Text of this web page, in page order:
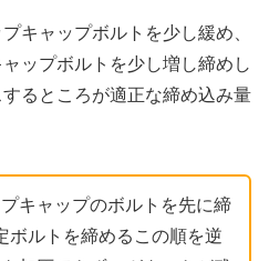
キャップボルトを少し緩め、
ップボルトを少し増し締めし
るところが適正な締め込み量
キャップのボルトを先に締
ルトを締めるこの順を逆